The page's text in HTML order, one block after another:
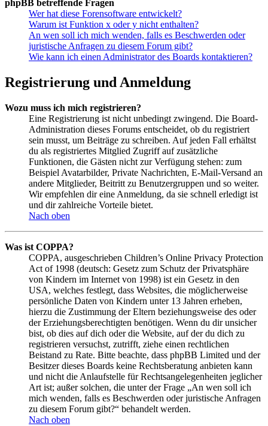
phpBB betreffende Fragen
Wer hat diese Forensoftware entwickelt?
Warum ist Funktion x oder y nicht enthalten?
An wen soll ich mich wenden, falls es Beschwerden oder
juristische Anfragen zu diesem Forum gibt?
Wie kann ich einen Administrator des Boards kontaktieren?
Registrierung und Anmeldung
Wozu muss ich mich registrieren?
Eine Registrierung ist nicht unbedingt zwingend. Die Board-
Administration dieses Forums entscheidet, ob du registriert
sein musst, um Beiträge zu schreiben. Auf jeden Fall erhältst
du als registriertes Mitglied Zugriff auf zusätzliche
Funktionen, die Gästen nicht zur Verfügung stehen: zum
Beispiel Avatarbilder, Private Nachrichten, E-Mail-Versand an
andere Mitglieder, Beitritt zu Benutzergruppen und so weiter.
Wir empfehlen dir eine Anmeldung, da sie schnell erledigt ist
und dir zahlreiche Vorteile bietet.
Nach oben
Was ist COPPA?
COPPA, ausgeschrieben Children’s Online Privacy Protection
Act of 1998 (deutsch: Gesetz zum Schutz der Privatsphäre
von Kindern im Internet von 1998) ist ein Gesetz in den
USA, welches festlegt, dass Websites, die möglicherweise
persönliche Daten von Kindern unter 13 Jahren erheben,
hierzu die Zustimmung der Eltern beziehungsweise des oder
der Erziehungsberechtigten benötigen. Wenn du dir unsicher
bist, ob dies auf dich oder die Website, auf der du dich zu
registrieren versuchst, zutrifft, ziehe einen rechtlichen
Beistand zu Rate. Bitte beachte, dass phpBB Limited und der
Besitzer dieses Boards keine Rechtsberatung anbieten kann
und nicht die Anlaufstelle für Rechtsangelegenheiten jeglicher
Art ist; außer solchen, die unter der Frage „An wen soll ich
mich wenden, falls es Beschwerden oder juristische Anfragen
zu diesem Forum gibt?“ behandelt werden.
Nach oben